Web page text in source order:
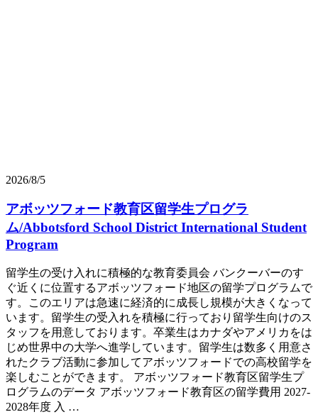
2026/8/5
アボッツフォード教育区留学生プログラ
ム/Abbotsford School District International Student
Program
留学生の受け入れに積極的な教育委員会 バンクーバーのす
ぐ近くに位置するアボッツフォード地区の留学プログラムで
す。このエリアは急速に経済的に成長し規模が大きくなって
います。留学生の受入れを積極に行っており留学生向けのス
タッフを用意しております。卒業生はカナダやアメリカをは
じめ世界中の大学へ進学しています。留学生は数多く用意さ
れたクラブ活動に参加してアボッツフォードでの高校留学を
楽しむことができます。 アボッツフォード教育区留学生プ
ログラムのデータ アボッツフォード教育区の留学費用 2027-
2028年度 入 …